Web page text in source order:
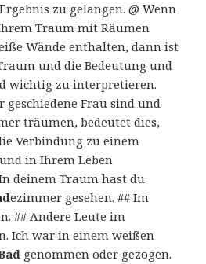
zu gelangen. @ Wenn
Traum mit Räumen
Wände enthalten, dann ist
und die Bedeutung und
wichtig zu interpretieren.
geschiedene Frau sind und
träumen, bedeutet dies,
Verbindung zu einem
in Ihrem Leben
deinem Traum hast du
ezimmer gesehen. ## Im
## Andere Leute im
Ich war in einem weißen
genommen oder gezogen.